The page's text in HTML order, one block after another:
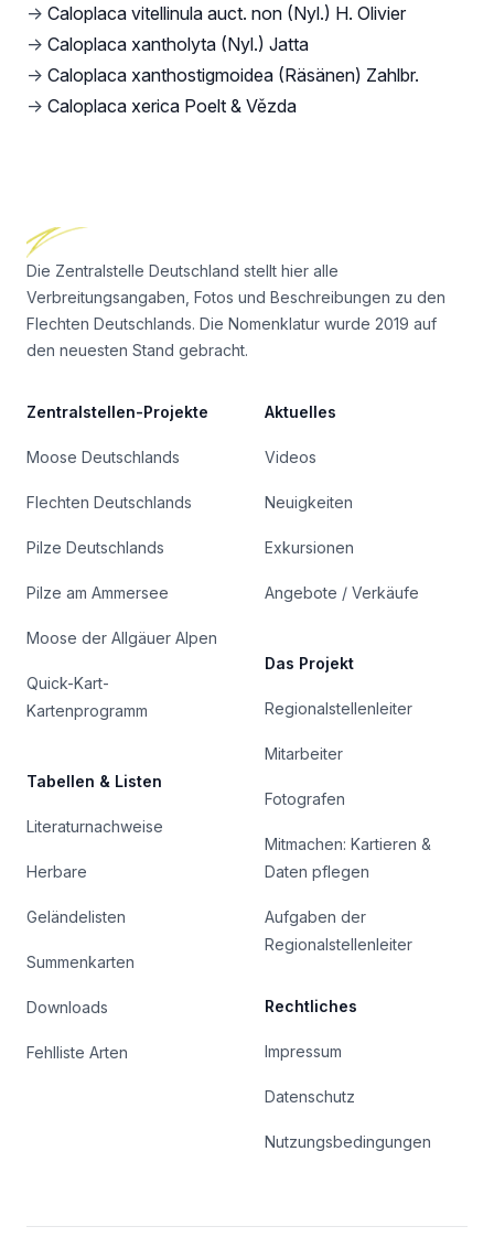
→ Caloplaca vitellinula auct. non (Nyl.) H. Olivier
→ Caloplaca xantholyta (Nyl.) Jatta
→ Caloplaca xanthostigmoidea (Räsänen) Zahlbr.
→ Caloplaca xerica Poelt & Vězda
Die Zentralstelle Deutschland stellt hier alle
Verbreitungsangaben, Fotos und Beschreibungen zu den
Flechten Deutschlands. Die Nomenklatur wurde 2019 auf
den neuesten Stand gebracht.
Zentralstellen-Projekte
Moose Deutschlands
Flechten Deutschlands
Pilze Deutschlands
Pilze am Ammersee
Moose der Allgäuer Alpen
Quick-Kart-
Kartenprogramm
Tabellen & Listen
Literaturnachweise
Herbare
Geländelisten
Summenkarten
Downloads
Fehlliste Arten
Aktuelles
Videos
Neuigkeiten
Exkursionen
Angebote / Verkäufe
Das Projekt
Regionalstellenleiter
Mitarbeiter
Fotografen
Mitmachen: Kartieren &
Daten pflegen
Aufgaben der
Regionalstellenleiter
Rechtliches
Impressum
Datenschutz
Nutzungsbedingungen